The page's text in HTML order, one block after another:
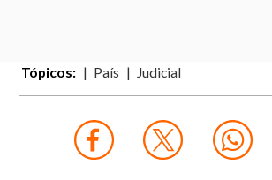
Tópicos: País Judicial